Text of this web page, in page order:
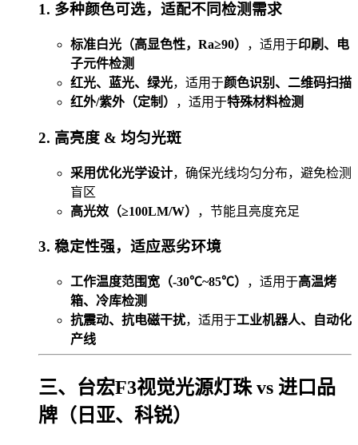
1. 多种颜色可选，适配不同检测需求
标准白光（高显色性，Ra≥90） ，适用于印刷、电
子元件检测
红光、蓝光、绿光，适用于颜色识别、二维码扫描
红外/紫外（定制）
，适用于特殊材料检测
2. 高亮度 & 均匀光斑
采用优化光学设计，确保光线均匀分布，避免检测
盲区
高光效（≥100LM/W）
，节能且亮度充足
3. 稳定性强，适应恶劣环境
工作温度范围宽（-30℃~85℃） ，适用于高温烤
箱、冷库检测
抗震动、抗电磁干扰，适用于工业机器人、自动化
产线
三、台宏F3视觉光源灯珠 vs 进口品
牌（日亚、科锐）